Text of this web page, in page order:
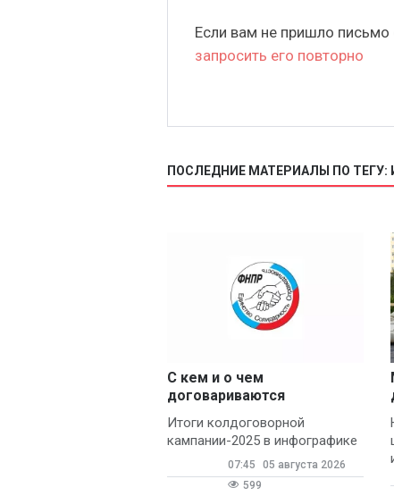
Если вам не пришло
запросить его повторно
ПОСЛЕДНИЕ МАТЕРИАЛЫ ПО
С кем и о чем
договариваются
профсоюзы
Итоги колдоговорной
кампании-2025 в инфографике
07:45
05 августа 2026
599